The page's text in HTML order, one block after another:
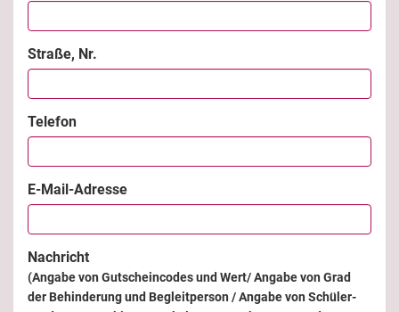
Straße, Nr.
Telefon
E-Mail-Adresse
Nachricht
(Angabe von Gutscheincodes und Wert/ Angabe von Grad
der Behinderung und Begleitperson / Angabe von Schüler-